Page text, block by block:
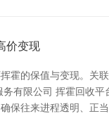
价变现
霍的保值与变现。关
有限公司 挥霍回收
保往来进程透明、正